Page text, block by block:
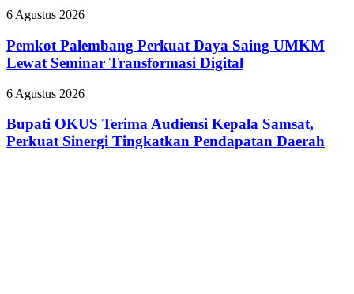
BPJS
Predikat
Pemkot
Perkuat
Daya
Saing
Lewat
Transformasi
Digital
6 Agustus 2026
Pemkot Palembang Perkuat Daya Saing UMKM
Lewat Seminar Transformasi Digital
Bupati
Terima
Audiensi
Kepala
6 Agustus 2026
Bupati OKUS Terima Audiensi Kepala Samsat,
Perkuat Sinergi Tingkatkan Pendapatan Daerah